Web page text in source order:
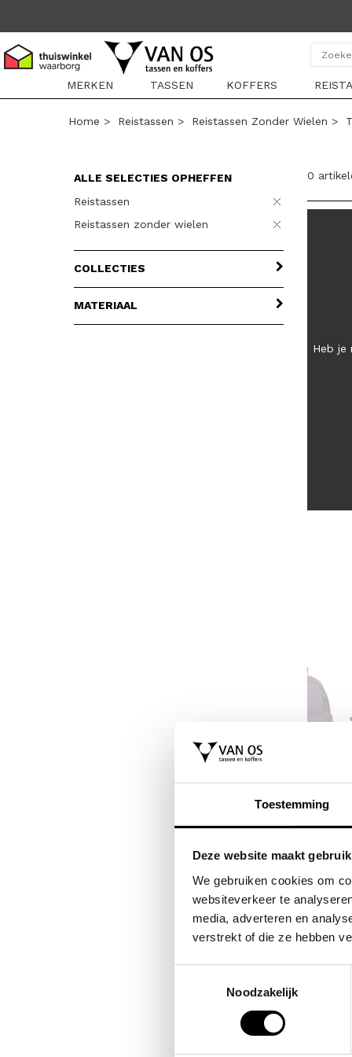
Toestemming
Deze website maakt
We gebruiken cookies om
websiteverkeer te
media, adverteren en
verstrekt of die ze hebben
Noodzakelijk
MERKEN
TASSEN KOFFERS
Home > Reistassen > Reistassen Zonder Wielen >
ALLE SELECTIES OPHEFFEN
Reistassen
Reistassen zonder wielen
COLLECTIES
MATERIAAL
0
Heb je
reiskoffer 69 cm
laptoprugzak /
schooltas 16 inch
office